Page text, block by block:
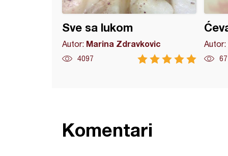
Sve sa lukom
Autor: Marina Zdravkovic
4097
Autor:
Komentari